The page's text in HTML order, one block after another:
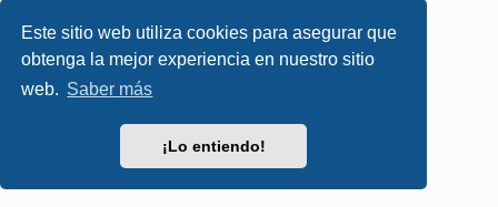
Este sitio web utiliza cookies para asegurar que
obtenga la mejor experiencia en nuestro sitio
web. Saber más
¡Lo entiendo!